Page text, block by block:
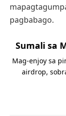
pagbabago.
Sumali sa
Mag-enjoy sa
airdrop,